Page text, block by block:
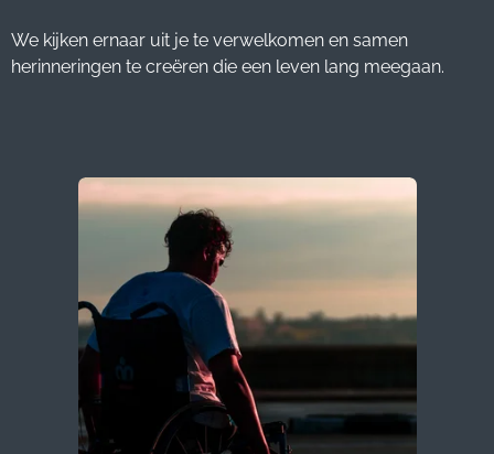
We kijken ernaar uit je te verwelkomen en samen
herinneringen te creëren die een leven lang meegaan.